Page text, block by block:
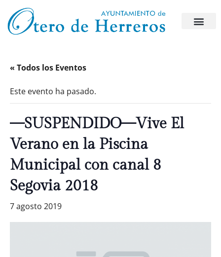
« Todos los Eventos
Este evento ha pasado.
—SUSPENDIDO—Vive El
Verano en la Piscina
Municipal con canal 8
Segovia 2018
7 agosto 2019